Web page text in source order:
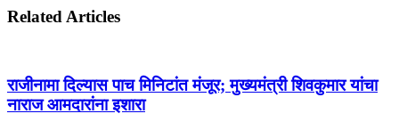
Related Articles
राजीनामा दिल्यास पाच मिनिटांत मंजूर; मुख्यमंत्री शिवकुमार यांचा
नाराज आमदारांना इशारा